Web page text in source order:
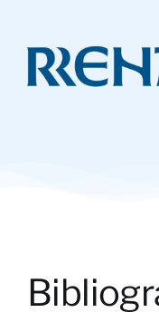
contenu
Publications